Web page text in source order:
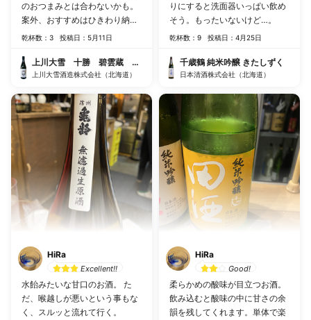
のおつまみとは合わないかも。
案外、おすすめはひきわり納
豆。納豆を食べてから一口流し
ミノ酸、塩辛さ、納豆臭さをサ
ッと流して、代わりに、このお
ます。
乾杯数：3 投稿日：5月11日
上川大雪 十勝 碧雲蔵 純米吟醸
上川大雪酒造株式会社（北海道）
HiRa
Excellent!!
水飴みたいな甘口のお酒。 た
だ、喉越しが悪いという事もな
く、スルッと流れて行く。
りにすると洗面器いっぱい飲め
そう。もったいないけど…。
乾杯数：9 投稿日：4月25日
千歳鶴 純米吟醸 きたしずく
日本清酒株式会社（北海道）
HiRa
Good!
柔らかめの酸味が目立つお酒。
飲み込むと酸味の中に甘さの余
韻を残してくれます。単体で楽